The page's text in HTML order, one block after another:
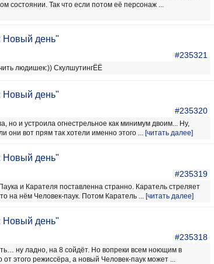
состоянии. Так что если потом её персонаж ...
Новый день"
#235321
людишек:)) СкулшутингЁЁ
Новый день"
#235320
но и устроила огнестрельное как минимум двоим... Ну,
они вот прям так хотели именно этого ... [читать далее]
Новый день"
#235319
и Карателя поставленна странно. Каратель стреляет
на нём Человек-паук. Потом Каратель ... [читать далее]
Новый день"
#235318
ну ладно, на 8 сойдёт. Но вопреки всем ноющим в
от этого режиссёра, а новый Человек-паук может ...